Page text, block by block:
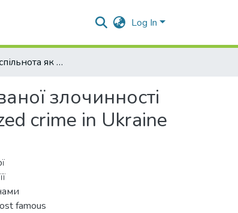
Log In
Злодійська спільнота як національна форма організованої злочинності в Україні. Thieves' community as a national form of organized crime in Ukraine
злочинності
crime in Ukraine
famous